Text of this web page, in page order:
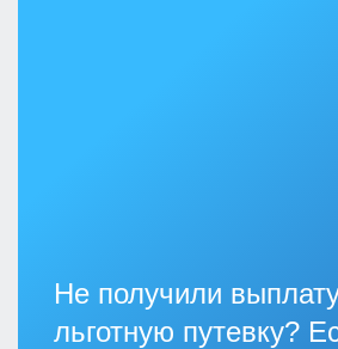
Не получили
льготную путевку?